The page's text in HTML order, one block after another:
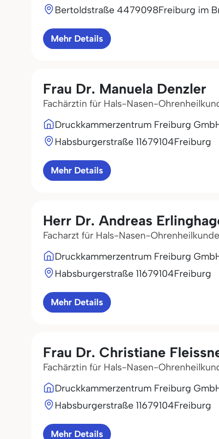
Bertoldstraße 4479098Freiburg im
Mehr Details
Frau Dr. Manuela Denzler
Fachärztin für Hals-Nasen-
Druckkammerzentrum Freiburg
Habsburgerstraße 11679104Freiburg
Mehr Details
Herr Dr. Andreas
Facharzt für Hals-Nasen-Ohrenheilkunde
Druckkammerzentrum Freiburg
Habsburgerstraße 11679104Freiburg
Mehr Details
Frau Dr. Christiane
Fachärztin für Hals-Nasen-
Druckkammerzentrum Freiburg
Habsburgerstraße 11679104Freiburg
Mehr Details